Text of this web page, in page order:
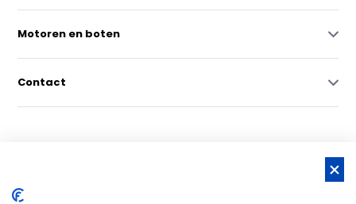
Motoren en boten
Contact